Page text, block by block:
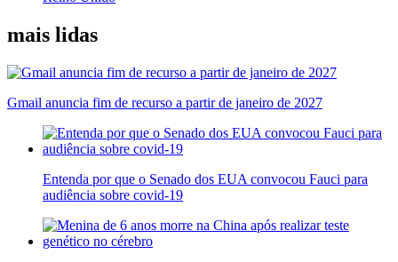
mais lidas
Gmail anuncia fim de recurso a partir de janeiro de 2027
Entenda por que o Senado dos EUA convocou Fauci para
audiência sobre covid-19